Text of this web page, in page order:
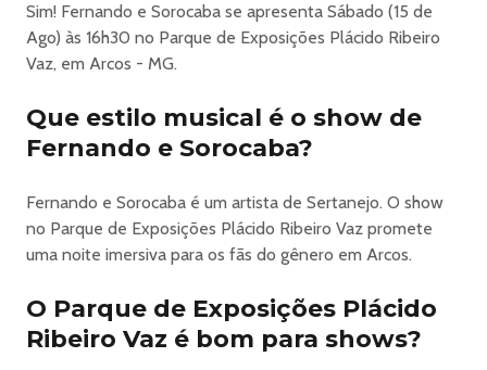
atrações culturais e ampla praça de alimentação. A arena
recebe competidores renomados e etapas de destaque
do rodeio brasileiro, elevando o nível técnico e esportivo
Além do espetáculo dentro da arena, a ExpoArcos
movimenta a economia local e regional, fortalecendo o
produtores rurais e marcas parceiras encontram no
evento uma vitrine estratégica de relacionamento e
visibilidade.
shows que passeiam pelo sertanejo, country e outros
estilos populares, proporcionando noites de casa cheia e
forte conexão com o público. Camarotes, lounges e áreas
Sim! Fernando e Sorocaba se apresenta Sábado (15 de
Ago) às 16h30 no Parque de Exposições Plácido Ribeiro
Vaz, em Arcos - MG.
Que estilo musical é o show de
Fernando e Sorocaba?
Fernando e Sorocaba é um artista de Sertanejo. O show
no Parque de Exposições Plácido Ribeiro Vaz promete
uma noite imersiva para os fãs do gênero em Arcos.
O Parque de Exposições Plácido
Ribeiro Vaz é bom para shows?